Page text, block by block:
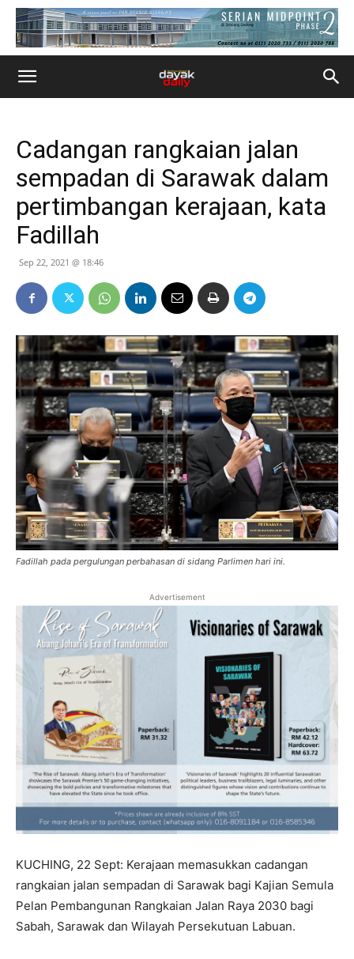
Cadangan rangkaian jalan
sempadan di Sarawak dalam
pertimbangan kerajaan, kata
Fadillah
Sep 22, 2021 @ 18:46
Fadillah pada pergulungan perbahasan di sidang Parlimen hari ini.
Advertisement
KUCHING, 22 Sept: Kerajaan memasukkan cadangan
rangkaian jalan sempadan di Sarawak bagi Kajian Semula
Pelan Pembangunan Rangkaian Jalan Raya 2030 bagi
Sabah, Sarawak dan Wilayah Persekutuan Labuan.